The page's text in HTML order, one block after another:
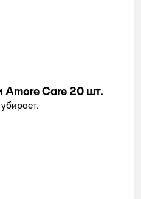
Amore Care 20 шт.